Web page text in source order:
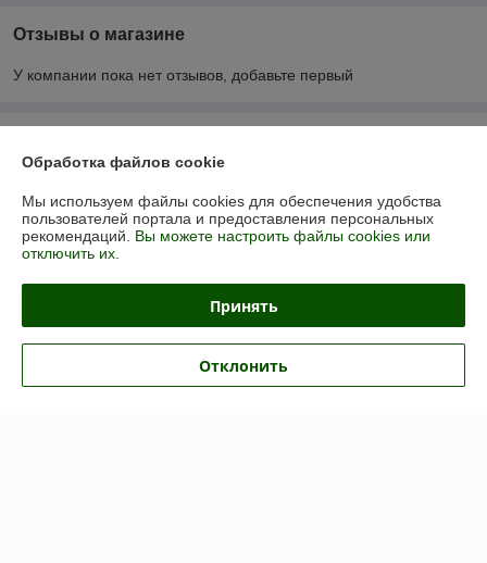
Отзывы о магазине
У компании пока нет отзывов, добавьте первый
Доставка и оплата
График работы
Полная версия сайта
Обработка файлов cookie
Мы используем файлы cookies для обеспечения удобства
пользователей портала и предоставления персональных
рекомендаций. Вы можете настроить файлы cookies или
отключить их.
Принять
Отклонить